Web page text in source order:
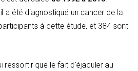
a été diagnostiqué un cancer de la
à cette étude, et 384 sont
ressortir que le fait d’éjaculer au